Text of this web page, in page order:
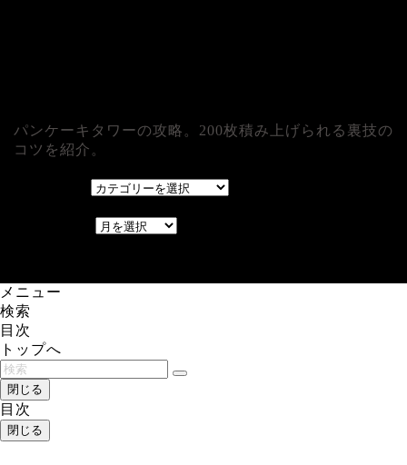
パンケーキタワーの攻略。200枚積み上げられる裏技の
コツを紹介。
メニュー
検索
目次
トップへ
閉じる
目次
閉じる